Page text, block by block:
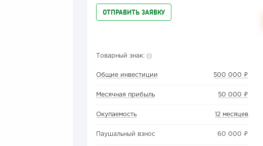
ОТПРАВИТЬ ЗАЯВКУ
Товарный знак:
Общие инвестиции 500 000 ₽
Месячная прибыль 50 000 ₽
Окупаемость 12 месяцев
Паушальный взнос 60 000 ₽